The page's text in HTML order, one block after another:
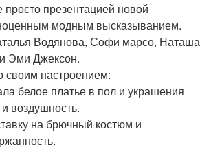
презентацией новой
модным высказыванием.
Водянова, Софи марсо, Наташа
Эми Джексон.
своим настроением:
белое платье в пол и украшения
воздушность.
на брючный костюм и